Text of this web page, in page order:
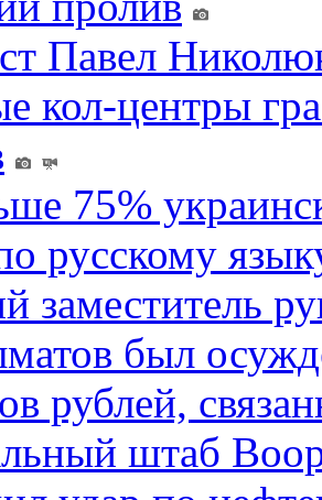
Павел
кол-центры
75%
русскому
заместитель
был
рублей,
штаб